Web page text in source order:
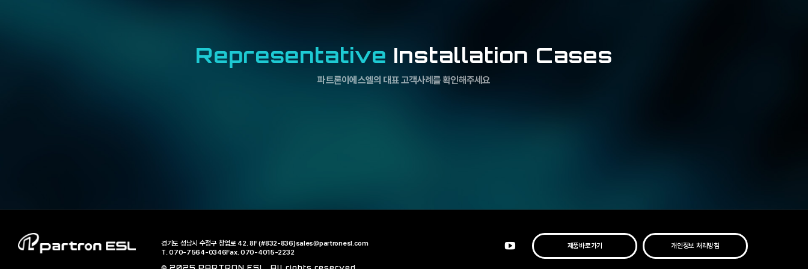
Representative Installation Cases
파트론이에스엘의 대표 고객사례를 확인해주세요
경기도 성남시 수정구 창업로 42. 8F (#832-836)sales@partronesl.com
T. 070-7564-0346Fax. 070-4015-2232
제품바로가기 개인정보 처리방침